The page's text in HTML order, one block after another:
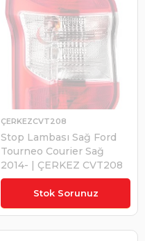
Stok Sorunuz
Stop Lambası Sağ Ford
Tourneo Courier Sağ
2014- | ÇERKEZ CVT208
ÇERKEZCVT208